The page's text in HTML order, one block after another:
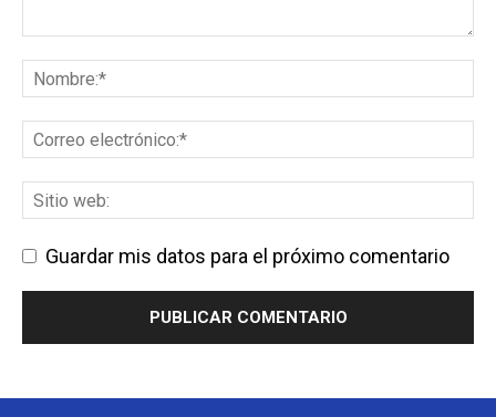
Guardar mis datos para el próximo comentario